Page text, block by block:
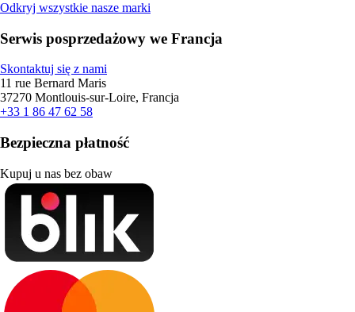
Odkryj wszystkie nasze marki
Serwis posprzedażowy we Francja
Skontaktuj się z nami
11 rue Bernard Maris
37270 Montlouis-sur-Loire, Francja
+33 1 86 47 62 58
Bezpieczna płatność
Kupuj u nas bez obaw